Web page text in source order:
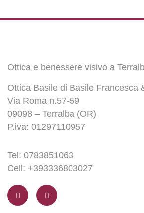
Ottica e benessere visivo a
Ottica Basile di Basile Francesca
Via Roma n.57-59
09098 – Terralba (OR)
P.iva: 01297110957
Tel: 0783851063
Cell: +393336803027
a
c
e
b
n
s
t
a